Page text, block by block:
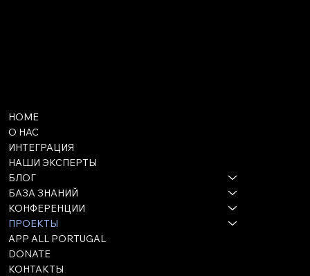
HOME
О НАС
ИНТЕГРАЦИЯ
НАШИ ЭКСПЕРТЫ
БЛОГ
БАЗА ЗНАНИЙ
КОНФЕРЕНЦИИ
ПРОЕКТЫ
APP ALL PORTUGAL
DONATE
КОНТАКТЫ